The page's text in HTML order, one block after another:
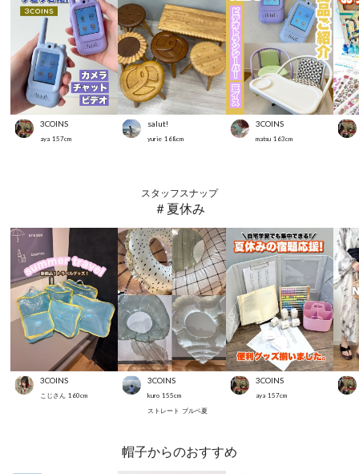
3COINS
aya 157cm
salut!
yurie 168cm
3COINS
matsu 163cm
スタッフスナップ
＃夏休み
3COINS
こじさん 160cm
3COINS
kuro 155cm
ストレート ブルベ夏
3COINS
aya 157cm
帽子からのおすすめ